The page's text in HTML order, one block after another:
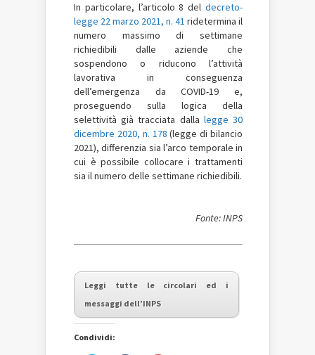
In particolare, l’articolo 8 del decreto-
legge 22 marzo 2021, n. 41 ridetermina il
numero massimo di settimane
richiedibili dalle aziende che
sospendono o riducono l’attività
lavorativa in conseguenza
dell’emergenza da COVID-19 e,
proseguendo sulla logica della
selettività già tracciata dalla legge 30
dicembre 2020, n. 178 (legge di bilancio
2021), differenzia sia l’arco temporale in
cui è possibile collocare i trattamenti
sia il numero delle settimane richiedibili.
Fonte: INPS
Leggi tutte le circolari ed i
messaggi dell’INPS
Condividi: